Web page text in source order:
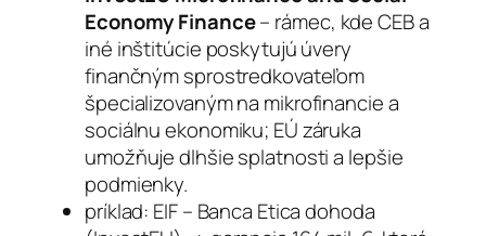
Economy Finance– rámec, kde CEB a
iné inštitúcie poskytujú úvery
finančným sprostredkovateľom
špecializovaným na mikrofinancie a
sociálnu ekonomiku; EÚ záruka
umožňuje dlhšie splatnosti a lepšie
podmienky.
príklad: EIF – Banca Etica dohoda